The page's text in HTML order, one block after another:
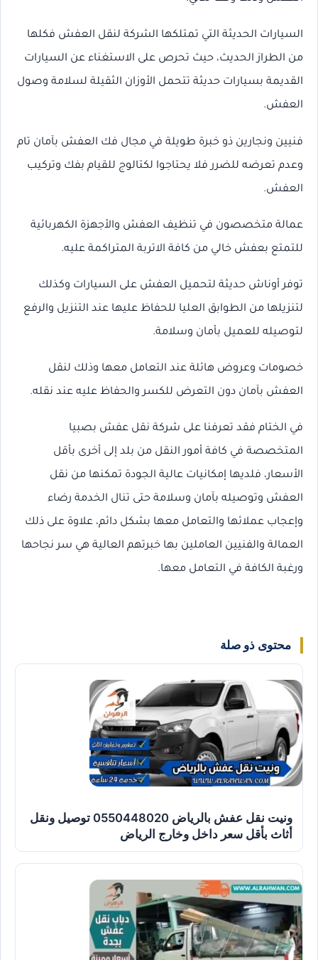
السيارات الحديثة التي تمتلكها الشركة لنقل العفش فكلها
من الطراز الحديث، حيث تحرص على الاستغناء عن السيارات
القديمة بسيارات حديثة تتحمل الأوزان الثقيلة لسلامة وصول
العفش.
فنيين ونجارين ذو خبرة طويلة في مجال فك العفش بآمان تام
وعدم تعرضه للضرر فلا يحتاجوا لكتالوج للقيام بفك وتركيب
العفش.
عمالة متخصصون في تنظيف العفش والأجهزة الكهربائية
للتمتع بعفش خالي من كافة الاتربة المتراكمة عليه.
توفر أوناش حديثة لتحميل العفش على السيارات وكذلك
لتنزيلها من الطوابق العليا للحفاظ عليها عند التنزيل والرفع
لتوصيله للعميل بأمان وسلامة.
خصومات وعروض هائلة عند التعامل معها وذلك لنقل
العفش بآمان دون التعرض للكسر والحفاظ عليه عند نقله.
في الختام فقد تعرفنا على شركة نقل عفش بصبيا
المتخصصة في كافة أمور النقل من بلد إلى أخرى بأقل
الأسعار، فلديها إمكانيات عالية الجودة تمكنها من نقل
العفش وتوصيله بآمان وسلامة حتى تنال الخدمة رضاء
وإعجاب عملائها والتعامل معها بشكل دائم، علاوة على ذلك
العمالة والفنيين العاملين بها خبرتهم العالية هي سر نجاحها
ورغبة الكافة في التعامل معها.
محتوى ذو صلة
ونيت نقل عفش بالرياض 0550448020 توصيل ونقل
أثاث بأقل سعر داخل وخارج الرياض